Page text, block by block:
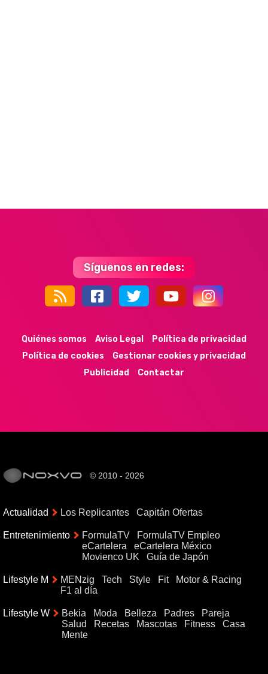
Síguenos en redes:
Quiénes somos Aviso Legal
Política de privacidad
Política de cookies
Gestionar cookies y privacidad
Publicidad
Contactar
© 2010 - 2026
Actualidad Los Replicantes Capitán Ofertas
Entretenimiento FormulaTV
FormulaTV Empleo
eCartelera
eCartelera México
Movienco UK
Guía de Japón
Lifestyle M MENzig Tech Style Fit
Motor & Racing
F1 al día
Lifestyle W Bekia Moda Belleza Padres
Pareja
Salud
Recetas Mascotas Fitness
Casa
Mente